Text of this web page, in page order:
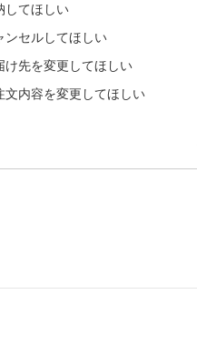
してほしい
ンセルしてほしい
け先を変更してほしい
文内容を変更してほしい